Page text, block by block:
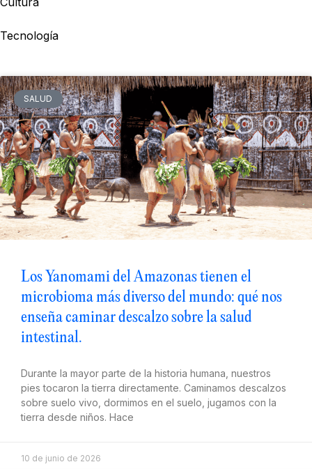
Tecnología
SALUD
Los Yanomami del Amazonas tienen el
microbioma más diverso del mundo: qué nos
enseña caminar descalzo sobre la salud
intestinal.
Durante la mayor parte de la historia humana, nuestros
pies tocaron la tierra directamente. Caminamos descalzos
sobre suelo vivo, dormimos en el suelo, jugamos con la
tierra desde niños. Hace
10 de junio de 2026